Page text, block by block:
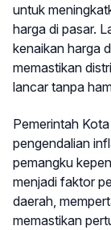
untuk
harga di pasar.
kenaikan harga
memastikan
lancar tanpa
Pemerintah
pengendalian
pemangku
menjadi faktor
daerah,
memastikan